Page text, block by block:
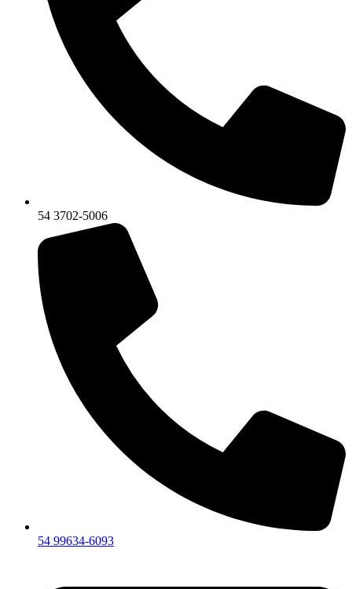
54 3702-5006
54 99634‑6093‬